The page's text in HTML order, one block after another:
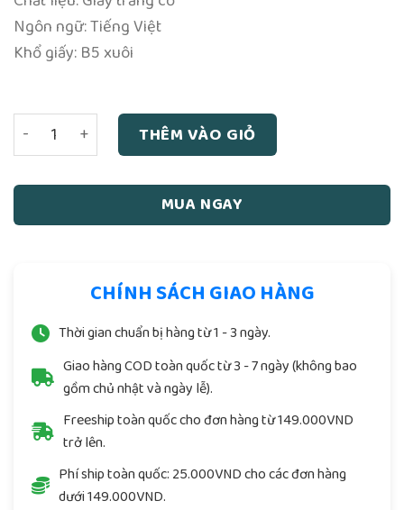
Ngôn ngữ: Tiếng Việt
Khổ giấy: B5 xuôi
Ngư Tiều Vấn Đáp Y Thuật – Nguyễn Đình Chiểu số lượng
THÊM VÀO GIỎ
MUA NGAY
CHÍNH SÁCH GIAO HÀNG
Thời gian chuẩn bị hàng từ 1 - 3 ngày.
Giao hàng COD toàn quốc từ 3 - 7 ngày (không bao
gồm chủ nhật và ngày lễ).
Freeship toàn quốc cho đơn hàng từ 149.000VND
trở lên.
Phí ship toàn quốc: 25.000VND cho các đơn hàng
dưới 149.000VND.